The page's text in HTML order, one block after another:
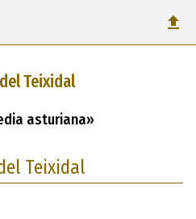
Teixidal
asturiana»
Teixidal